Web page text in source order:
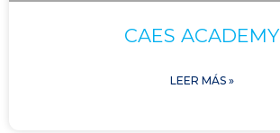
CAES ACADEMY
LEER MÁS »